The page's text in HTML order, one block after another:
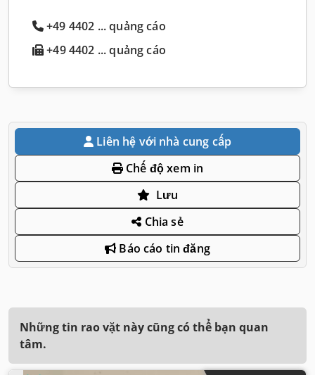
+49 4402 ... quảng cáo
+49 4402 ... quảng cáo
Liên hệ với nhà cung cấp
Chế độ xem in
Lưu
Chia sẻ
Báo cáo tin đăng
Những tin rao vặt này cũng có thể bạn quan
tâm.